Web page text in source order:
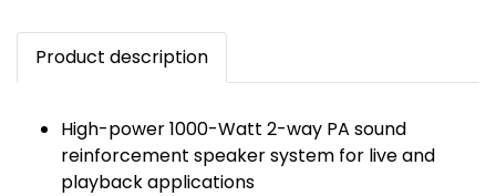
Product description
High-power 1000-Watt 2-way PA sound
reinforcement speaker system for live and
playback applications